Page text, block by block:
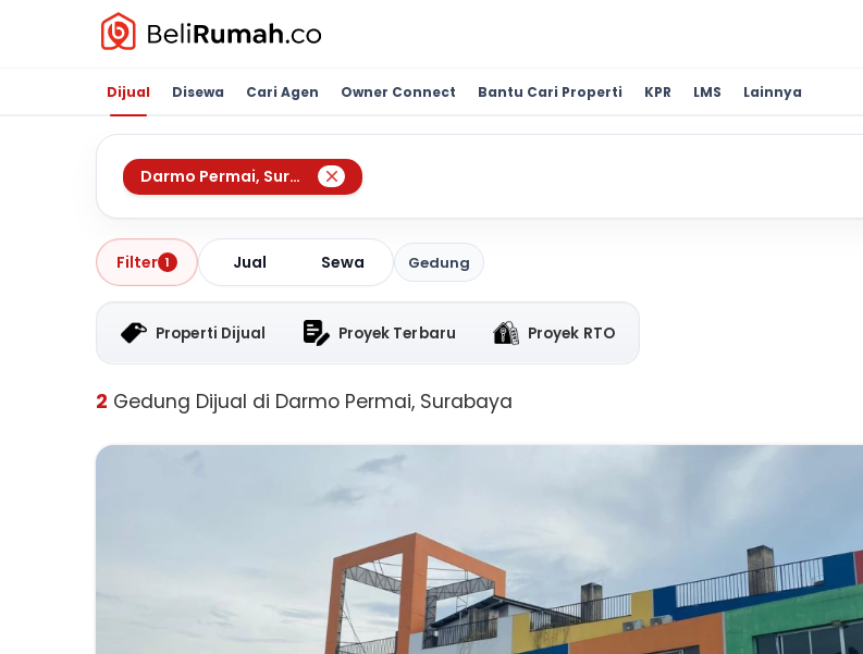
Dijual Disewa Cari Agen Owner Connect Bantu Cari Properti KPR LMS Lainnya
Darmo Permai, Surabaya
Filter 1 Jual Sewa Gedung
Properti Dijual Proyek Terbaru Proyek RTO
2 Gedung Dijual di Darmo Permai, Surabaya